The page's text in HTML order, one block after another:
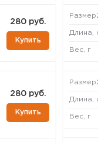
280 руб.
Купить
280 руб.
Купить
Размер
Длина,
Вес, г
Размер
Длина,
Вес, г